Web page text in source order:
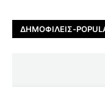
ΔΗΜΟΦΙΛΕΊΣ-